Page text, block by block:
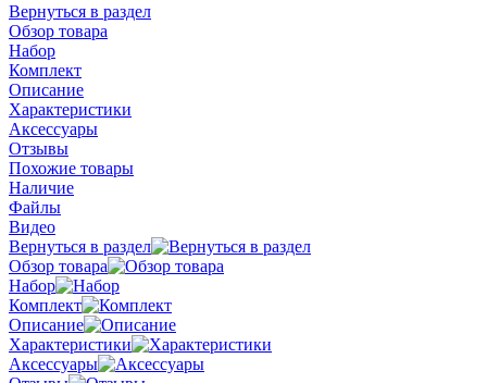
Вернуться в раздел
Обзор товара
Набор
Комплект
Описание
Характеристики
Аксессуары
Отзывы
Похожие товары
Наличие
Файлы
Видео
Вернуться в раздел
Обзор товара
Набор
Комплект
Описание
Характеристики
Аксессуары